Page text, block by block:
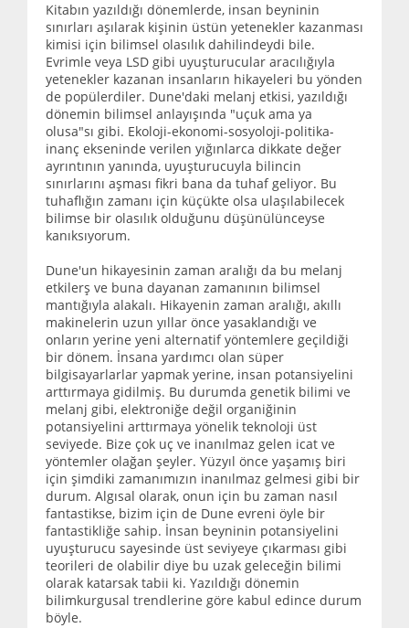
Kitabın yazıldığı dönemlerde, insan beyninin
sınırları aşılarak kişinin üstün yetenekler kazanması
kimisi için bilimsel olasılık dahilindeydi bile.
Evrimle veya LSD gibi uyuşturucular aracılığıyla
yetenekler kazanan insanların hikayeleri bu yönden
de popülerdiler. Dune'daki melanj etkisi, yazıldığı
dönemin bilimsel anlayışında "uçuk ama ya
olusa"sı gibi. Ekoloji-ekonomi-sosyoloji-politika-
inanç ekseninde verilen yığınlarca dikkate değer
ayrıntının yanında, uyuşturucuyla bilincin
sınırlarını aşması fikri bana da tuhaf geliyor. Bu
tuhaflığın zamanı için küçükte olsa ulaşılabilecek
bilimse bir olasılık olduğunu düşünülünceyse
kanıksıyorum.
Dune'un hikayesinin zaman aralığı da bu melanj
etkilerş ve buna dayanan zamanının bilimsel
mantığıyla alakalı. Hikayenin zaman aralığı, akıllı
makinelerin uzun yıllar önce yasaklandığı ve
onların yerine yeni alternatif yöntemlere geçildiği
bir dönem. İnsana yardımcı olan süper
bilgisayarlarlar yapmak yerine, insan potansiyelini
arttırmaya gidilmiş. Bu durumda genetik bilimi ve
melanj gibi, elektroniğe değil organiğinin
potansiyelini arttırmaya yönelik teknoloji üst
seviyede. Bize çok uç ve inanılmaz gelen icat ve
yöntemler olağan şeyler. Yüzyıl önce yaşamış biri
için şimdiki zamanımızın inanılmaz gelmesi gibi bir
durum. Algısal olarak, onun için bu zaman nasıl
fantastikse, bizim için de Dune evreni öyle bir
fantastikliğe sahip. İnsan beyninin potansiyelini
uyuşturucu sayesinde üst seviyeye çıkarması gibi
teorileri de olabilir diye bu uzak geleceğin bilimi
olarak katarsak tabii ki. Yazıldığı dönemin
bilimkurgusal trendlerine göre kabul edince durum
böyle.